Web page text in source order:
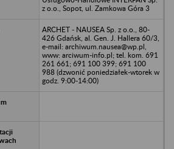
z o.o., Sopot, ul. Zamkowa Góra 3
ARCHET - NAUSEA Sp. z o.o., 80-
426 Gdańsk, al. Gen. J. Hallera 60/3,
e-mail: archiwum.nausea@wp.pl,
www: arciwum-info.pl; tel. kom. 691
261 661; 691 100 399; 691 100
988 (dzwonić poniedziałek-wtorek w
godz. 9:00-14:00)